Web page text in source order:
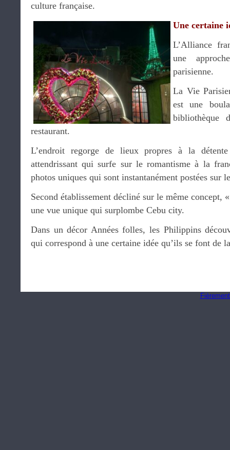
culture française.
Une certaine
L’Alliance
une
parisienne.
La Vie
est une
bibliothèque
restaurant.
L’endroit regorge de lieux propres à la
attendrissant qui surfe sur le romantisme à la
photos uniques qui sont instantanément postées sur
Second établissement décliné sur le même
une vue unique qui surplombe Cebu city.
Dans un décor Années folles, les Philippins
qui correspond à une certaine idée qu’ils se font de